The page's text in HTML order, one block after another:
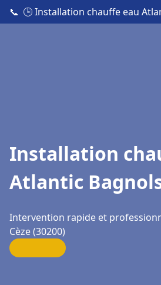
📞 🕒 Installation chauffe eau
Installation
Atlantic
Intervention rapide et
Cèze (30200)